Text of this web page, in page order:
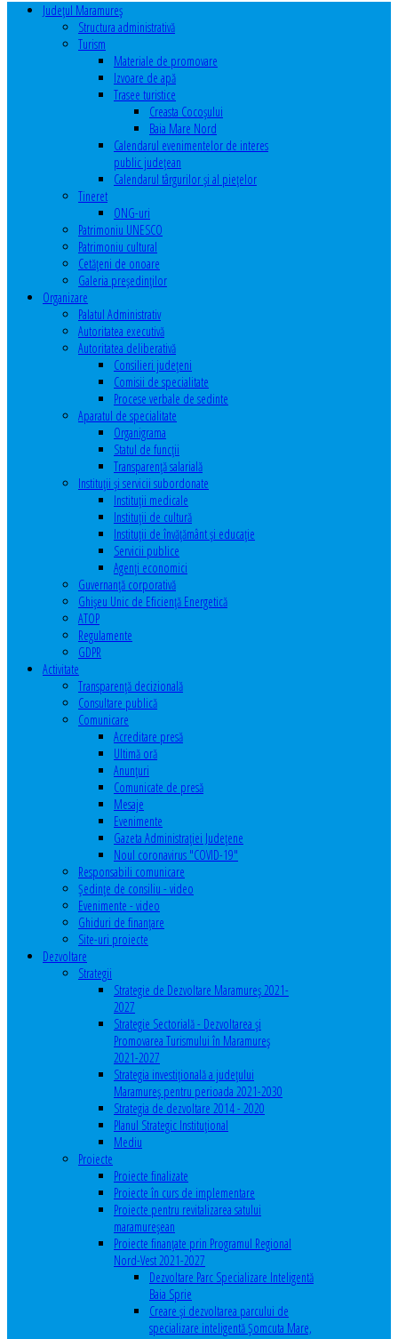
Judeţul Maramureş
Structura administrativă
Turism
Materiale de promovare
Izvoare de apă
Trasee turistice
Creasta Cocoșului
Baia Mare Nord
Calendarul evenimentelor de interes
public judeţean
Calendarul târgurilor şi al pieţelor
Tineret
ONG-uri
Patrimoniu UNESCO
Patrimoniu cultural
Cetăţeni de onoare
Galeria președinților
Organizare
Palatul Administrativ
Autoritatea executivă
Autoritatea deliberativă
Consilieri judeţeni
Comisii de specialitate
Procese verbale de sedinte
Aparatul de specialitate
Organigrama
Statul de funcții
Transparență salarială
Instituţii şi servicii subordonate
Instituţii medicale
Instituţii de cultură
Instituţii de învăţământ şi educaţie
Servicii publice
Agenţi economici
Guvernanță corporativă
Ghişeu Unic de Eficienţă Energetică
ATOP
Regulamente
GDPR
Activitate
Transparenţă decizională
Consultare publică
Comunicare
Acreditare presă
Ultimă oră
Anunţuri
Comunicate de presă
Mesaje
Evenimente
Gazeta Administraţiei Judeţene
Noul coronavirus "COVID-19"
Responsabili comunicare
Şedinţe de consiliu - video
Evenimente - video
Ghiduri de finanţare
Site-uri proiecte
Dezvoltare
Strategii
Strategie de Dezvoltare Maramureș 2021-
2027
Strategie Sectorială - Dezvoltarea și
Promovarea Turismului în Maramureș
2021-2027
Strategia investiţională a județului
Maramureș pentru perioada 2021-2030
Strategia de dezvoltare 2014 - 2020
Planul Strategic Instituţional
Mediu
Proiecte
Proiecte finalizate
Proiecte în curs de implementare
Proiecte pentru revitalizarea satului
maramureşean
Proiecte finanțate prin Programul Regional
Nord-Vest 2021-2027
Dezvoltare Parc Specializare Inteligentă
Baia Sprie
Creare și dezvoltarea parcului de
specializare inteligentă Șomcuta Mare,